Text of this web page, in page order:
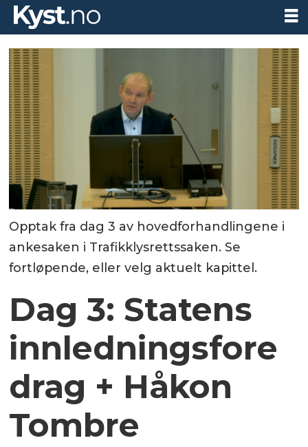
Opptak fra dag 3 av hovedforhandlingene i
ankesaken i Trafikklysrettssaken. Se
fortløpende, eller velg aktuelt kapittel.
Dag 3: Statens
innledningsfore
drag + Håkon
Tombre